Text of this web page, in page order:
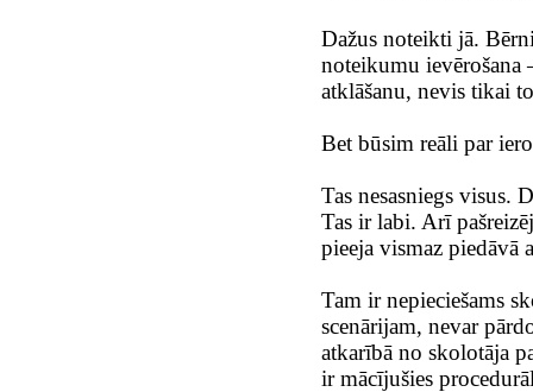
Dažus noteikti jā.
noteikumu
atklāšanu, nevis tikai
Bet būsim reāli par
Tas nesasniegs visus.
Tas ir labi. Arī
pieeja vismaz piedāvā
Tam ir nepieciešams
scenārijam, nevar
atkarībā no skolotāja
ir mācījušies